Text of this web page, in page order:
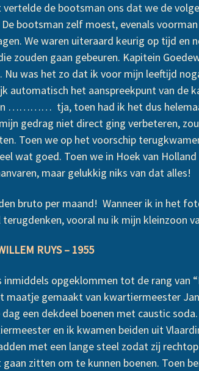
de bootsman ons dat we de
bootsman zelf moest, evenals
We waren uiteraard keurig op tijd
zouden gaan gebeuren. Kapitein
Nu was het zo dat ik voor mijn leeftijd
automatisch het aanspreekpunt van de
………… tja, toen had ik het dus
gedrag niet direct ging verbeteren,
Toen we op het voorschip
wat goed. Toen we in Hoek van
maar gelukkig niks van dat alles!
bruto per maand! Wanneer ik in het
vooral nu ik mijn kleinzoon
RUYS – 1955
opgeklommen tot de rang van
gemaakt van kwartiermeester
een dekdeel boenen met caustic
en ik kwamen beiden uit
met een lange steel zodat zij
zitten om te kunnen boenen. Toen